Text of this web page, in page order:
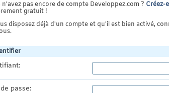
n'avez pas encore de compte Developpez.com ? Créez-
gratuit !
disposez déjà d'un compte et qu'il est bien activé,
passe: